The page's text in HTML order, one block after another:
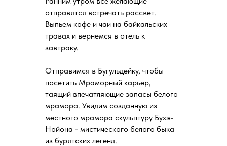
отправятся встречать рассвет.
Выпьем кофе и чаи на байкальских
травах и вернемся в отель к
завтраку.
Отправимся в Бугульдейку, чтобы
посетить Мраморный карьер,
таящий впечатляющие запасы белого
мрамора. Увидим созданную из
местного мрамора скульптуру Бухэ-
Нойона - мистического белого быка
из бурятских легенд.